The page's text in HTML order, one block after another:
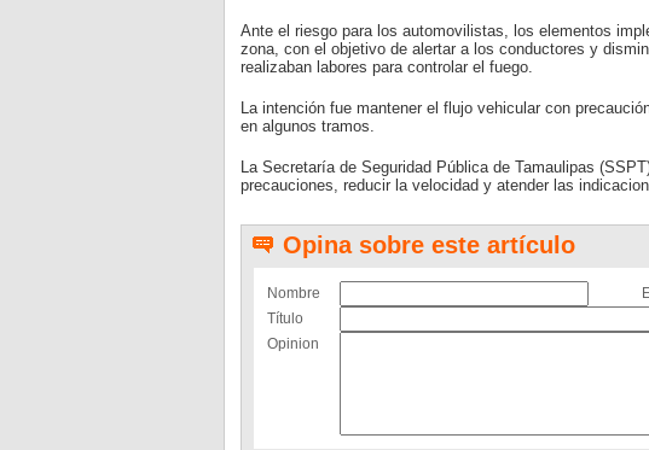
Ante el riesgo para los automovilistas, los elementos
zona, con el objetivo de alertar a los conductores y
realizaban labores para controlar el fuego.
La intención fue mantener el flujo vehicular con
en algunos tramos.
La Secretaría de Seguridad Pública de Tamaulipas
precauciones, reducir la velocidad y atender las
Opina sobre este artículo
Nombre
Título
Opinion